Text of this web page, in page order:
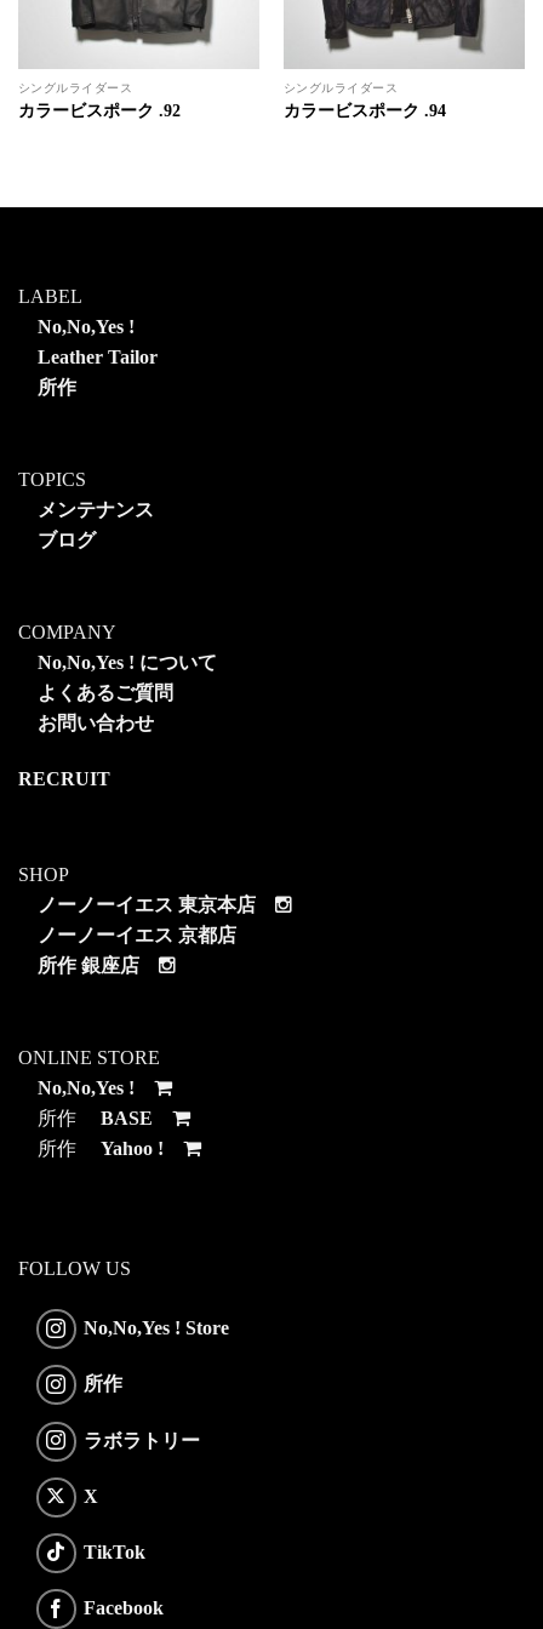
シングルライダース
カラービスポーク .92
シングルライダース
カラービスポーク .94
LABEL
No,No,Yes !
Leather Tailor
所作
TOPICS
メンテナンス
ブログ
COMPANY
No,No,Yes ! について
よくあるご質問
お問い合わせ
RECRUIT
SHOP
ノーノーイエス 東京本店
ノーノーイエス 京都店
所作 銀座店
ONLINE STORE
No,No,Yes !
所作 BASE
所作 Yahoo !
FOLLOW US
No,No,Yes ! Store
所作
ラボラトリー
X
TikTok
Facebook